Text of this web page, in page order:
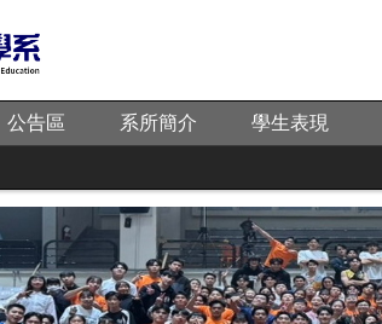
公告區 系所簡介 學生表現